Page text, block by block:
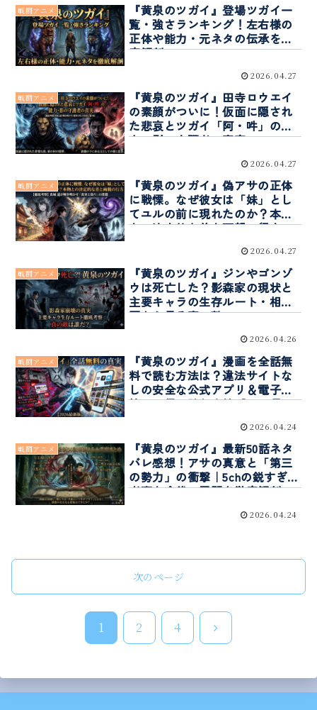
戦闘アニメ
『黄泉のツガイ』登場ツガイ一
覧・強さランキング！左右様の
正体や能力・元ネタの伝承を徹
底解剖
2026.04.27
戦闘アニメ
『黄泉のツガイ』田寺ロウエイ
の素顔がついに！仮面に隠され
た悲哀とツガイ「阿・吽」の能
力・影の守護者の真実
2026.04.27
戦闘アニメ
『黄泉のツガイ』偽アサの正体
に戦慄。なぜ彼女は「妹」とし
てユルの前に現れたのか？本物
との決定的な差と両親の行方
2026.04.27
戦闘アニメ
『黄泉のツガイ』ジンやゴンゾ
ウは死亡した？影森家の現状と
主要キャラの生存ルート・相関
図から見る真の敵
2026.04.26
戦闘アニメ
『黄泉のツガイ』漫画を全話無
料で読む方法は？違法サイトな
しの安全な公式アプリ＆電子書
籍でお得に読む裏技【2026最
2026.04.24
戦闘アニメ
『黄泉のツガイ』最新50話ネタ
バレ感想！アサの真意と「第三
の勢力」の衝撃｜5chの鋭すぎる
考察と今後の展開を徹底解剖
2026.04.24
次のページ
1 2 4
次